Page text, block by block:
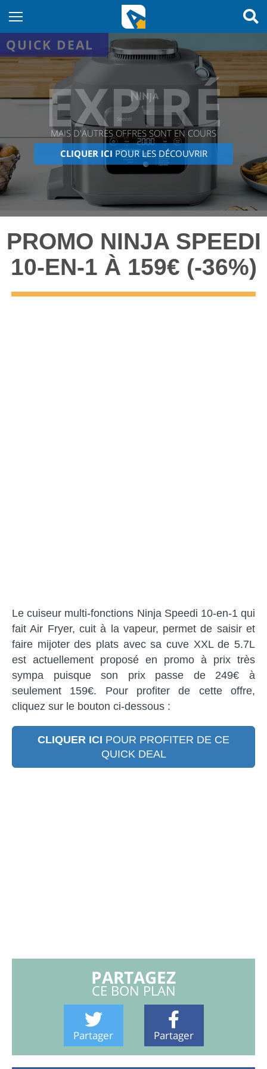
QUICK DEAL
EXPIRÉ
MAIS D'AUTRES OFFRES SONT EN COURS
CLIQUER ICI POUR LES DÉCOUVRIR
PROMO NINJA SPEEDI
10-EN-1 À 159€ (-36%)
Le cuiseur multi-fonctions Ninja Speedi 10-en-1 qui
fait Air Fryer, cuit à la vapeur, permet de saisir et
faire mijoter des plats avec sa cuve XXL de 5.7L
est actuellement proposé en promo à prix très
sympa puisque son prix passe de 249€ à
seulement 159€. Pour profiter de cette offre,
cliquez sur le bouton ci-dessous :
CLIQUER ICI POUR PROFITER DE CE
QUICK DEAL
PARTAGEZ
CE BON PLAN
Partager Partager